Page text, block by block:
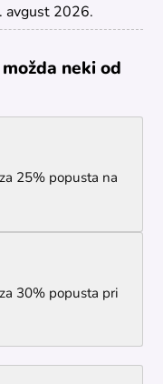
avgust 2026.
neki od
25% popusta na
30% popusta pri